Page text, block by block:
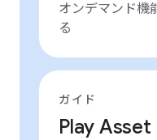
オンデマンド機
る
ガイド
Play